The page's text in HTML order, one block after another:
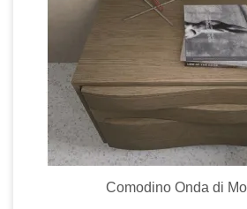
Comodino Onda di